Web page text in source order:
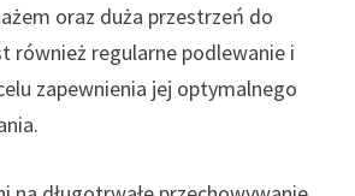
oraz duża przestrzeń do
również regularne podlewanie i
zapewnienia jej optymalnego